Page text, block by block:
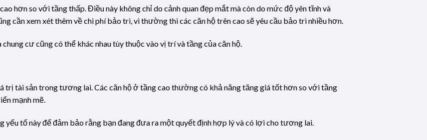
hơn so với tầng thấp. Điều này không chỉ do cảnh quan đẹp mắt mà còn do mức độ yên tĩnh và
cần xem xét thêm về chi phí bảo trì, vì thường thì các căn hộ trên cao sẽ yêu cầu bảo trì nhiều hơn.
cư cũng có thể khác nhau tùy thuộc vào vị trí và tầng của căn hộ.
trị tài sản trong tương lai. Các căn hộ ở tầng cao thường có khả năng tăng giá tốt hơn so với tầng
mạnh mẽ.
yếu tố này để đảm bảo rằng bạn đang đưa ra một quyết định hợp lý và có lợi cho tương lai.